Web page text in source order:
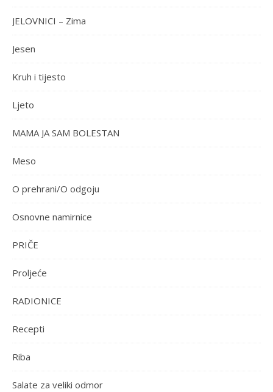
JELOVNICI – Zima
Jesen
Kruh i tijesto
Ljeto
MAMA JA SAM BOLESTAN
Meso
O prehrani/O odgoju
Osnovne namirnice
PRIČE
Proljeće
RADIONICE
Recepti
Riba
Salate za veliki odmor